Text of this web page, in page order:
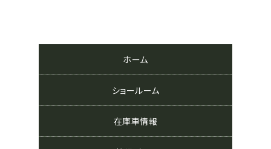
ホーム
ショールーム
在庫車情報